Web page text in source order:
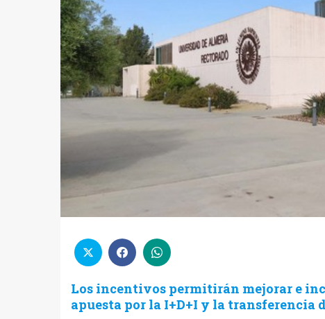
Los incentivos permitirán mejorar e
apuesta por la I+D+I y la transferencia